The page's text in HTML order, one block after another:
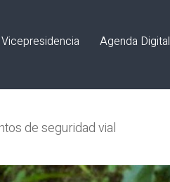
Vicepresidencia Agenda Digital
de seguridad vial